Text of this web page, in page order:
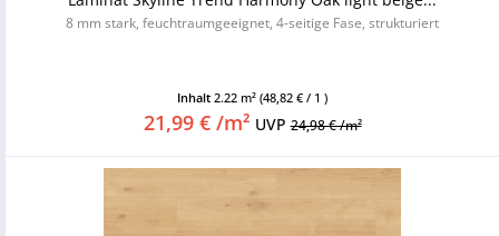
8 mm stark, feuchtraumgeeignet, 4-seitige Fase, strukturiert
Inhalt 2.22 m² (48,82 € / 1 )
21,99 € /m² UVP24,98 € /m²